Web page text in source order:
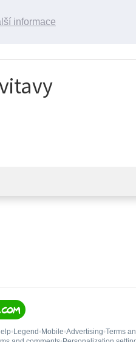
informace